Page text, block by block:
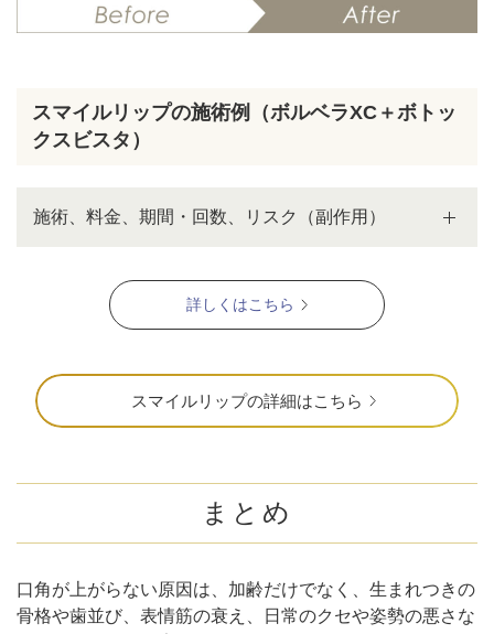
スマイルリップの施術例（ボルベラXC＋ボトッ
クスビスタ）
施術、料金、期間・回数、リスク（副作用）
詳しくはこちら
スマイルリップの詳細はこちら
まとめ
口角が上がらない原因は、加齢だけでなく、生まれつきの
骨格や歯並び、表情筋の衰え、日常のクセや姿勢の悪さな